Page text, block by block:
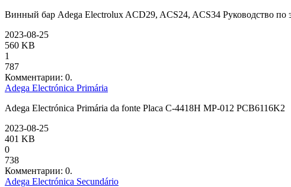
Винный бар Adega Electrolux ACD29, ACS24, ACS34 Руководство по
2023-08-25
560 KB
1
787
Комментарии: 0.
Adega Electrónica Primária
Adega Electrónica Primária da fonte Placa C-4418H MP-012 PCB6116K2
2023-08-25
401 KB
0
738
Комментарии: 0.
Adega Electrónica Secundário